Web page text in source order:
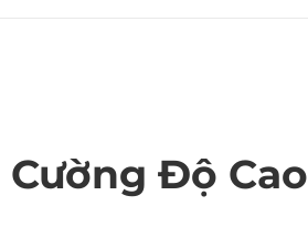
Cường Độ Cao